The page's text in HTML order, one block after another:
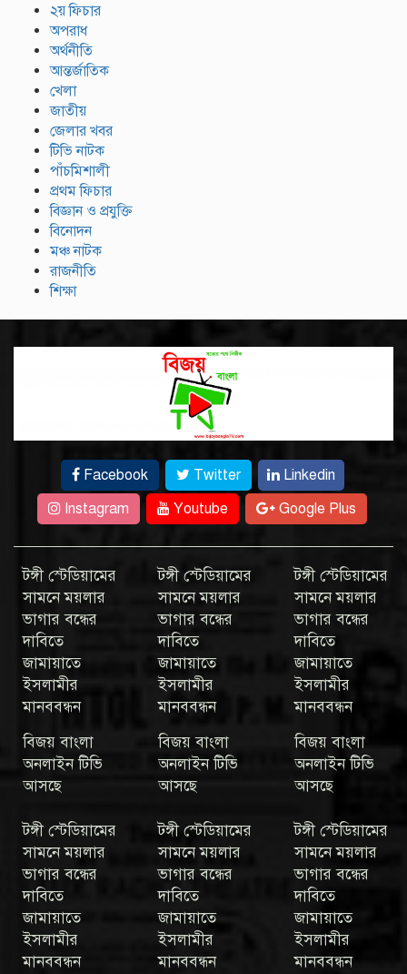
২য় ফিচার
অপরাধ
অর্থনীতি
আন্তর্জাতিক
খেলা
জাতীয়
জেলার খবর
টিভি নাটক
পাঁচমিশালী
প্রথম ফিচার
বিজ্ঞান ও প্রযুক্তি
বিনোদন
মঞ্চ নাটক
রাজনীতি
শিক্ষা
Facebook Twitter
Linkedin
Instagram
Youtube Google Plus
টঙ্গী স্টেডিয়ামের
সামনে ময়লার
ভাগার বন্ধের
দাবিতে
জামায়াতে
ইসলামীর
মানববন্ধন
বিজয় বাংলা
অনলাইন টিভি
আসছে
টঙ্গী স্টেডিয়ামের
সামনে ময়লার
ভাগার বন্ধের
দাবিতে
জামায়াতে
ইসলামীর
মানববন্ধন
বিজয় বাংলা
অনলাইন টিভি
আসছে
টঙ্গী স্টেডিয়ামের
সামনে ময়লার
ভাগার বন্ধের
দাবিতে
জামায়াতে
ইসলামীর
মানববন্ধন
বিজয় বাংলা
অনলাইন টিভি
আসছে
টঙ্গী স্টেডিয়ামের
সামনে ময়লার
ভাগার বন্ধের
দাবিতে
জামায়াতে
ইসলামীর
মানববন্ধন
টঙ্গী স্টেডিয়ামের
সামনে ময়লার
ভাগার বন্ধের
দাবিতে
জামায়াতে
ইসলামীর
মানববন্ধন
টঙ্গী স্টেডিয়ামের
সামনে ময়লার
ভাগার বন্ধের
দাবিতে
জামায়াতে
ইসলামীর
মানববন্ধন